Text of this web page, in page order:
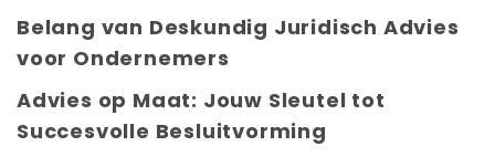
Belang van Deskundig Juridisch Advies
voor Ondernemers
Advies op Maat: Jouw Sleutel tot
Succesvolle Besluitvorming